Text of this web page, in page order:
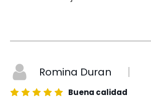
Romina Duran
Buena calidad